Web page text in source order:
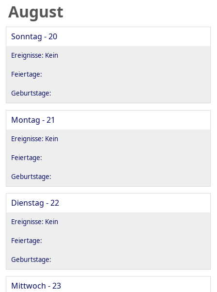
August
Sonntag - 20
Montag - 21
Dienstag - 22
Mittwoch - 23